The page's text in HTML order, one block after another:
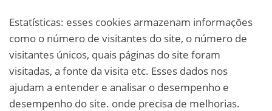
Estatísticas: esses cookies armazenam informações
como o número de visitantes do site, o número de
visitantes únicos, quais páginas do site foram
visitadas, a fonte da visita etc. Esses dados nos
ajudam a entender e analisar o desempenho e
desempenho do site. onde precisa de melhorias.